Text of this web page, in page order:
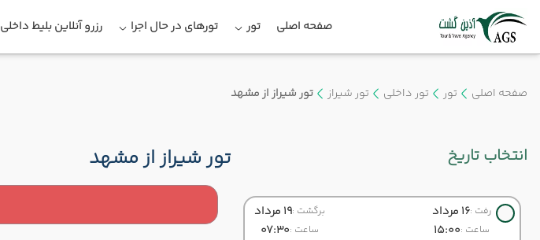
صفحه اصلی تور تورهای در حال اجرا رزرو آنلاین بلیط داخلی
صفحه اصلی تور تور داخلی تور شیراز تور شیراز از مشهد
انتخاب تاریخ
رفت :16 مرداد
ساعت :15:00
برگشت :19 مرداد
ساعت :07:30
تور شیراز از مشهد